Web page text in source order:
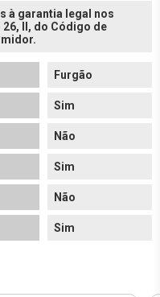
à garantia legal nos
II, do Código de
Furgão
Sim
Não
Sim
Não
Sim